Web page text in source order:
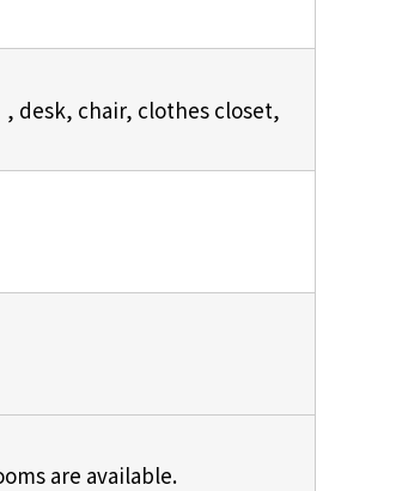
desk, chair, clothes closet,
are available.